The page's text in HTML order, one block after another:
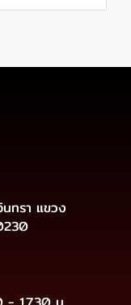
ทรา แขวง